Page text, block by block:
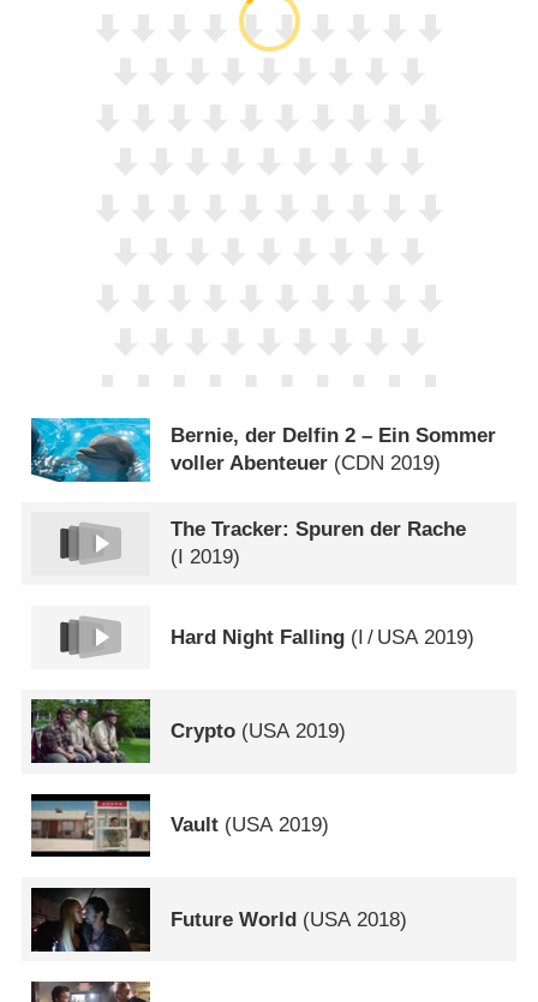
Bernie, der Delfin 2 – Ein Sommer
voller Abenteuer (CDN 2019)
The Tracker: Spuren der Rache
( 2019)
Hard Night Falling (I / USA2019)
Crypto (USA2019)
Vault (USA2019)
Future World (USA 2018)